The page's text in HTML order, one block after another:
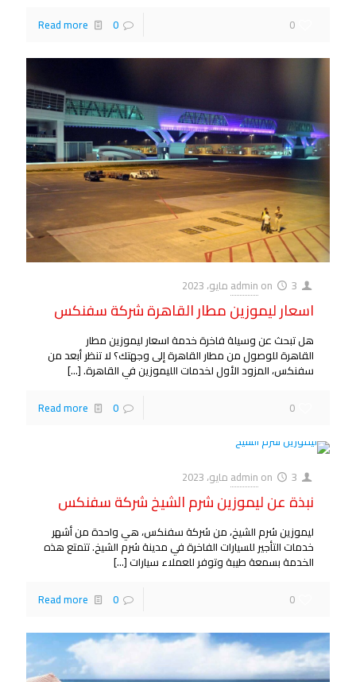
0
0
Read more
admin on 3 مايو، 2023
اسعار ليموزين مطار القاهرة شركة سفنكس
هل تبحث عن وسيلة فاخرة خدمة اسعار ليموزين مطار
القاهرة للوصول من مطار القاهرة إلى وجهتك؟ لا تنظر أبعد من
سفنكس، المزود الأول لخدمات الليموزين في القاهرة.[…]
0
0
Read more
admin on 3 مايو، 2023
نبذة عن ليموزين شرم الشيخ شركة سفنكس
ليموزين شرم الشيخ، من شركة سفنكس، هي واحدة من أشهر
خدمات التأجير للسيارات الفاخرة في مدينة شرم الشيخ. تتمتع هذه
الخدمة بسمعة طيبة وتوفر للعملاء سيارات[…]
0
0
Read more